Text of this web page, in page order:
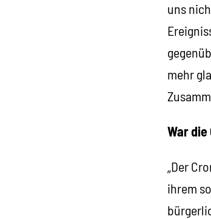
uns
mehr
War
„Der
ihrem